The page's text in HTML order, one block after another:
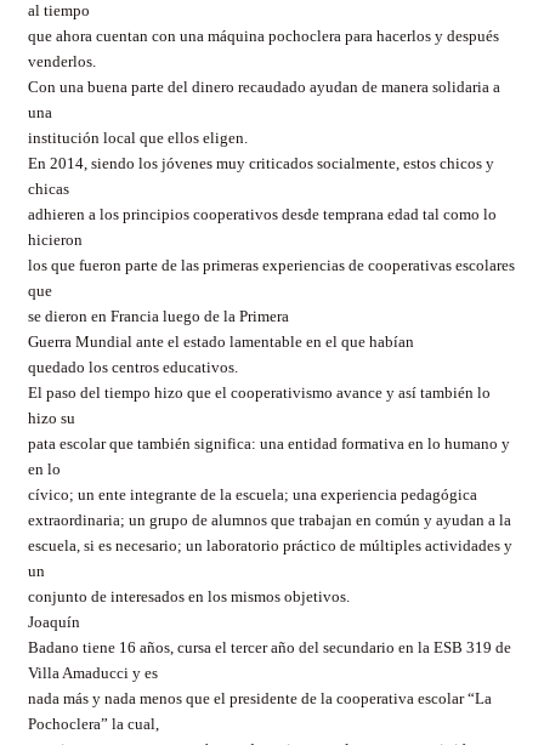
al tiempo
que ahora cuentan con una máquina pochoclera para hacerlos y después
venderlos.
Con una buena parte del dinero recaudado ayudan de manera solidaria a
una
institución local que ellos eligen.
En 2014, siendo los jóvenes muy criticados socialmente, estos chicos y
chicas
adhieren a los principios cooperativos desde temprana edad tal como lo
hicieron
los que fueron parte de las primeras experiencias de cooperativas escolares
que
se dieron en Francia luego de la Primera
Guerra Mundial ante el estado lamentable en el que habían
quedado los centros educativos.
El paso del tiempo hizo que el cooperativismo avance y así también lo
hizo su
pata escolar que también significa: una entidad formativa en lo humano y
en lo
cívico; un ente integrante de la escuela; una experiencia pedagógica
extraordinaria; un grupo de alumnos que trabajan en común y ayudan a la
escuela, si es necesario; un laboratorio práctico de múltiples actividades y
un
conjunto de interesados en los mismos objetivos.
Joaquín
Badano tiene 16 años, cursa el tercer año del secundario en la ESB 319 de
Villa Amaducci y es
nada más y nada menos que el presidente de la cooperativa escolar “La
Pochoclera” la cual,